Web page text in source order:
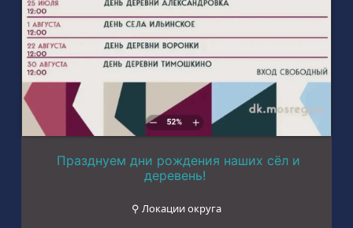
Празднуем дни рождения наших сёл и
деревень!
⚲ Локации округа